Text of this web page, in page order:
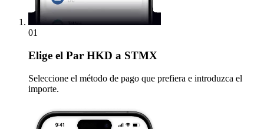
01
Elige el Par HKD a STMX
Seleccione el método de pago que prefiera e introduzca el
importe.